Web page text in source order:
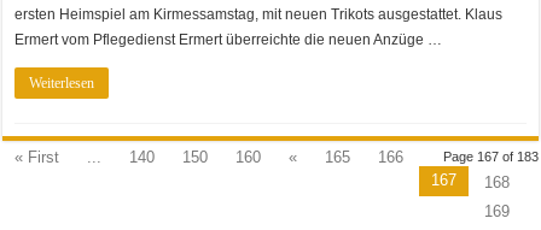
ersten Heimspiel am Kirmessamstag, mit neuen Trikots ausgestattet. Klaus
Ermert vom Pflegedienst Ermert überreichte die neuen Anzüge …
Weiterlesen
Page 167 of 183
« First ... 140 150 160 « 165
166
167
168
169